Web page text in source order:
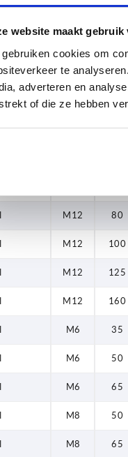
website maakt gebruik
gebruiken cookies om
te
adverteren en
of die ze hebben
M8 100
M10 65
M10 80
M12 80
M12 100
M12 125
M12 160
M6 35
M6 50
M6 65
M8 50
M8 65